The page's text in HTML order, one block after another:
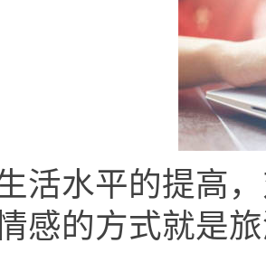
活水平的提高
感的方式就是